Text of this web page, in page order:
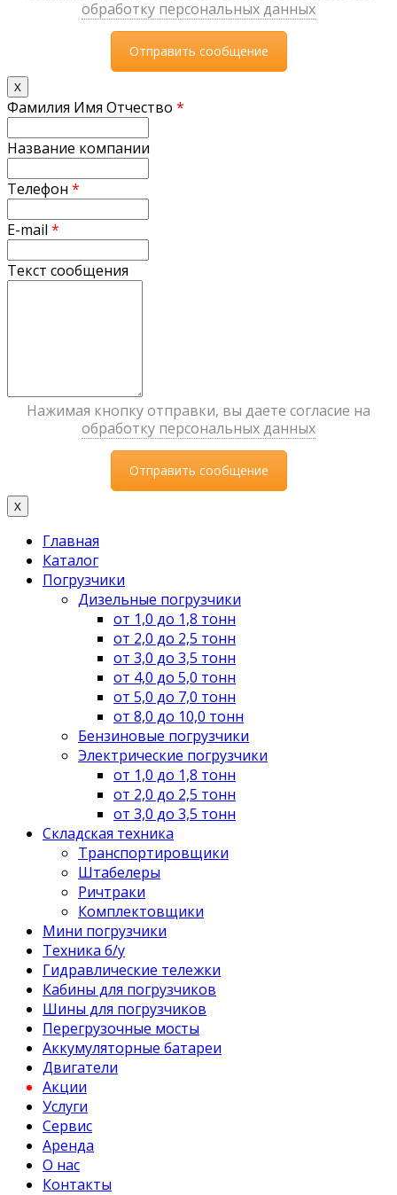
обработку персональных данных
X
Фамилия Имя Отчество *
Название компании
Телефон *
E-mail *
Текст сообщения
Нажимая кнопку отправки, вы даете согласие на
обработку персональных данных
X
Главная
Каталог
Погрузчики
Дизельные погрузчики
от 1,0 до 1,8 тонн
от 2,0 до 2,5 тонн
от 3,0 до 3,5 тонн
от 4,0 до 5,0 тонн
от 5,0 до 7,0 тонн
от 8,0 до 10,0 тонн
Бензиновые погрузчики
Электрические погрузчики
от 1,0 до 1,8 тонн
от 2,0 до 2,5 тонн
от 3,0 до 3,5 тонн
Складская техника
Транспортировщики
Штабелеры
Ричтраки
Комплектовщики
Мини погрузчики
Техника б/у
Гидравлические тележки
Кабины для погрузчиков
Шины для погрузчиков
Перегрузочные мосты
Аккумуляторные батареи
Двигатели
Акции
Услуги
Сервис
Аренда
О нас
Контакты